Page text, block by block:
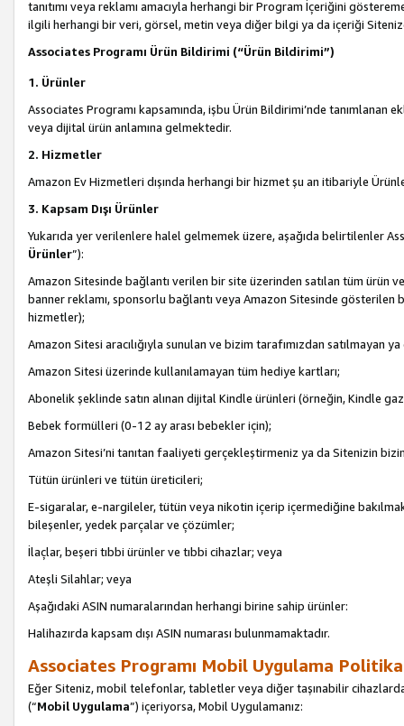
tanıtımı veya reklamı amacıyla herhangi bir Program İçeriğini
ilgili herhangi bir veri, görsel, metin veya diğer bilgi ya da içeriği
Associates Programı Ürün Bildirimi (“Ürün Bildirimi”)
1. Ürünler
Associates Programı kapsamında, işbu Ürün Bildirimi’nde
veya dijital ürün anlamına gelmektedir.
2. Hizmetler
Amazon Ev Hizmetleri dışında herhangi bir hizmet şu an itibariyle
3. Kapsam Dışı Ürünler
Yukarıda yer verilenlere halel gelmemek üzere, aşağıda belirtilenler
Ürünler”):
Amazon Sitesinde bağlantı verilen bir site üzerinden satılan tüm ürün
banner reklamı, sponsorlu bağlantı veya Amazon Sitesinde gösterilen
hizmetler);
Amazon Sitesi aracılığıyla sunulan ve bizim tarafımızdan satılmayan
Amazon Sitesi üzerinde kullanılamayan tüm hediye kartları;
Abonelik şeklinde satın alınan dijital Kindle ürünleri (örneğin, Kindle
Bebek formülleri (0-12 ay arası bebekler için);
Amazon Sitesi’ni tanıtan faaliyeti gerçekleştirmeniz ya da Sitenizin
Tütün ürünleri ve tütün üreticileri;
E-sigaralar, e-nargileler, tütün veya nikotin içerip içermediğine
bileşenler, yedek parçalar ve çözümler;
İlaçlar, beşeri tıbbi ürünler ve tıbbi cihazlar; veya
Ateşli Silahlar; veya
Aşağıdaki ASIN numaralarından herhangi birine sahip ürünler:
Halihazırda kapsam dışı ASIN numarası bulunmamaktadır.
Associates Programı Mobil Uygulama
Eğer Siteniz, mobil telefonlar, tabletler veya diğer taşınabilir
(“Mobil Uygulama”) içeriyorsa, Mobil Uygulamanız: